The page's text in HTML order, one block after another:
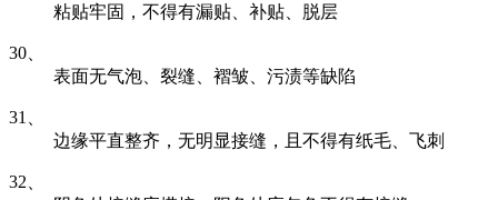
粘贴牢固，不得有漏贴、补贴、脱层
30、
表面无气泡、裂缝、褶皱、污渍等缺陷
31、
边缘平直整齐，无明显接缝，且不得有纸毛、飞刺
32、